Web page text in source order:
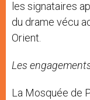
les signataires
du drame vécu
Orient.
Les
La Mosquée de